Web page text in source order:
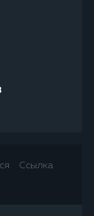
Ссылка